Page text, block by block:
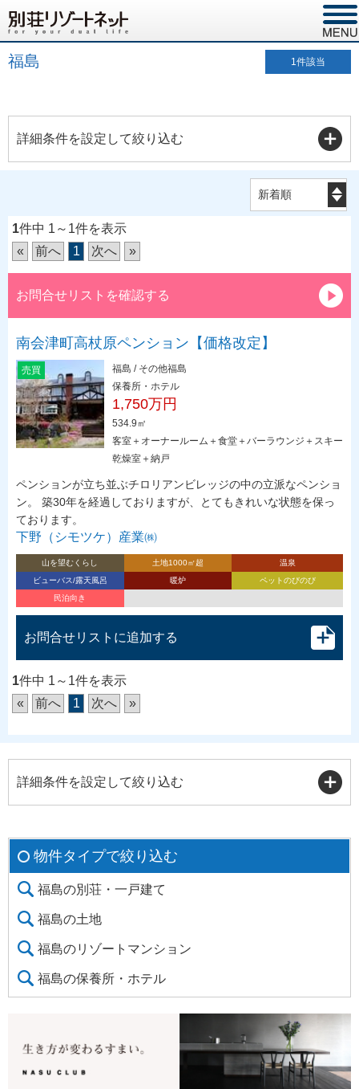
福島 1件該当
詳細条件を設定して絞り込む
1件中 1～1件を表示
«
前へ 1 次へ »
お問合せリストを確認する
南会津町高杖原ペンション【価格改定】
売買
福島 / その他福島
保養所・ホテル
1,750万円
534.9㎡
客室＋オーナールーム＋食堂＋バーラウンジ＋スキー
乾燥室＋納戸
ペンションが立ち並ぶチロリアンビレッジの中の立派なペンショ
ン。 築30年を経過しておりますが、とてもきれいな状態を保っ
ております。
下野（シモツケ）産業㈱
山を望むくらし 土地1000㎡超
温泉
ビューバス/露天風呂
暖炉
ペットのびのび
民泊向き
お問合せリストに追加する
1件中 1～1件を表示
«
前へ 1 次へ »
詳細条件を設定して絞り込む
物件タイプで絞り込む
福島の別荘・一戸建て
福島の土地
福島のリゾートマンション
福島の保養所・ホテル